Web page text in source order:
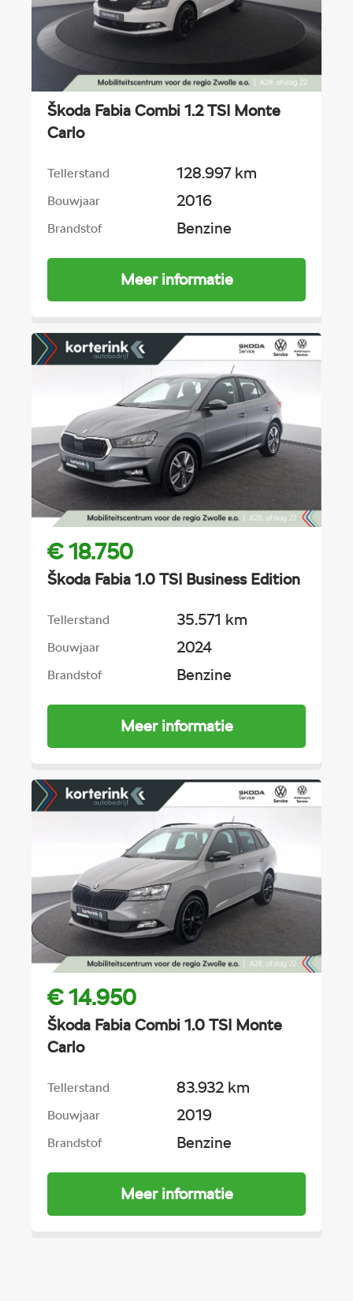
Škoda Fabia Combi 1.2 TSI Monte
Carlo
Tellerstand 128.997 km
Bouwjaar 2016
Brandstof Benzine
Meer informatie
€ 18.750
Škoda Fabia 1.0 TSI Business Edition
Tellerstand 35.571 km
Bouwjaar 2024
Brandstof Benzine
Meer informatie
€ 14.950
Škoda Fabia Combi 1.0 TSI Monte
Carlo
Tellerstand 83.932 km
Bouwjaar 2019
Brandstof Benzine
Meer informatie